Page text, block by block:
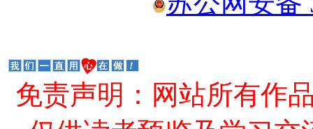
免责声明：网站所有作